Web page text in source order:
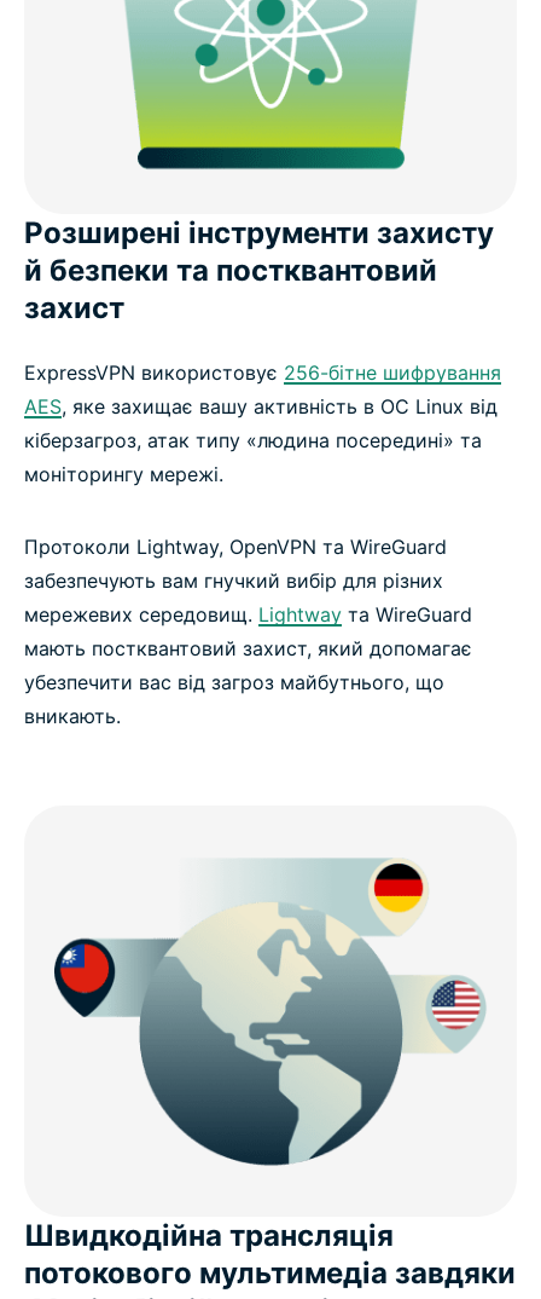
Розширені інструменти захисту
й безпеки та постквантовий
захист
ExpressVPN використовує 256-бітне шифрування
AES, яке захищає вашу активність в ОС Linux від
кіберзагроз, атак типу «людина посередині» та
моніторингу мережі.
Протоколи Lightway, OpenVPN та WireGuard
забезпечують вам гнучкий вибір для різних
мережевих середовищ. Lightway та WireGuard
мають постквантовий захист, який допомагає
убезпечити вас від загроз майбутнього, що
вникають.
Швидкодійна трансляція
потокового мультимедіа завдяки